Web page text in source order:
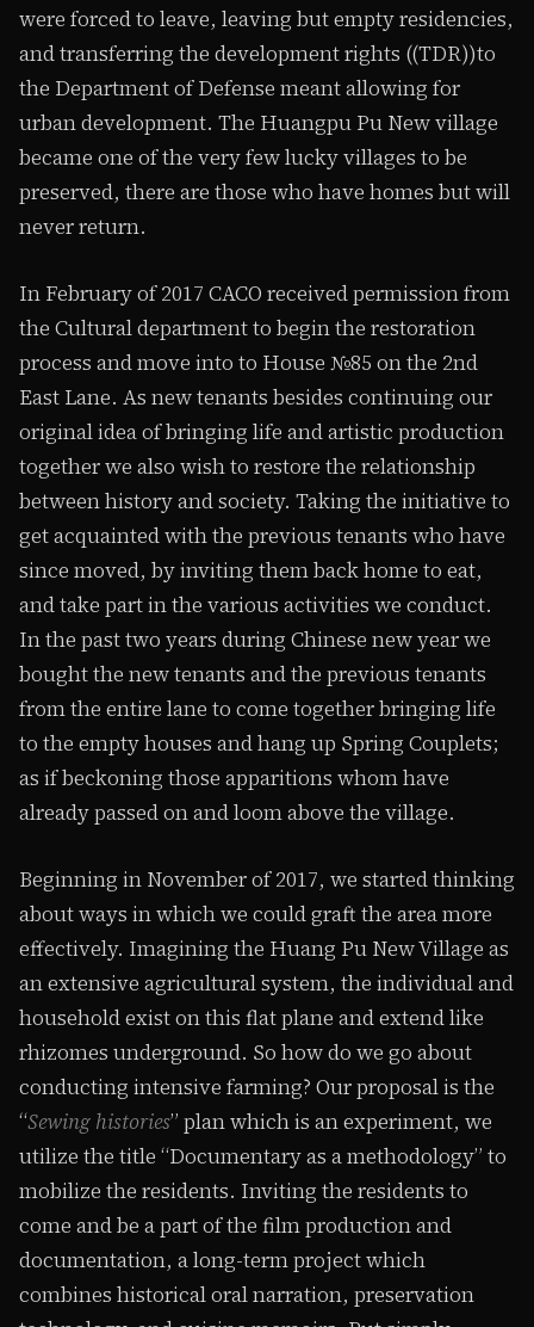
were forced to leave, leaving but empty residencies,
and transferring the development rights ((TDR))to
the Department of Defense meant allowing for
urban development. The Huangpu Pu New village
became one of the very few lucky villages to be
preserved, there are those who have homes but will
never return.
In February of 2017 CACO received permission from
the Cultural department to begin the restoration
process and move into to House №85 on the 2nd
East Lane. As new tenants besides continuing our
original idea of bringing life and artistic production
together we also wish to restore the relationship
between history and society. Taking the initiative to
get acquainted with the previous tenants who have
since moved, by inviting them back home to eat,
and take part in the various activities we conduct.
In the past two years during Chinese new year we
bought the new tenants and the previous tenants
from the entire lane to come together bringing life
to the empty houses and hang up Spring Couplets;
as if beckoning those apparitions whom have
already passed on and loom above the village.
Beginning in November of 2017, we started thinking
about ways in which we could graft the area more
effectively. Imagining the Huang Pu New Village as
an extensive agricultural system, the individual and
household exist on this flat plane and extend like
rhizomes underground. So how do we go about
conducting intensive farming? Our proposal is the
“Sewing histories” plan which is an experiment, we
utilize the title “Documentary as a methodology” to
mobilize the residents. Inviting the residents to
come and be a part of the film production and
documentation, a long-term project which
combines historical oral narration, preservation